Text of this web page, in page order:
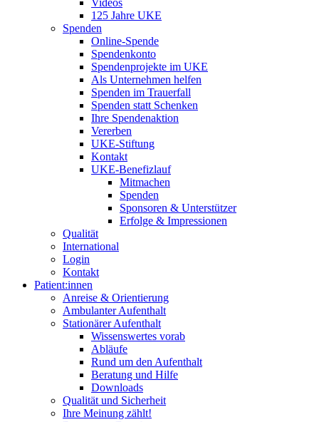
Videos
125 Jahre UKE
Spenden
Online-Spende
Spendenkonto
Spendenprojekte im UKE
Als Unternehmen helfen
Spenden im Trauerfall
Spenden statt Schenken
Ihre Spendenaktion
Vererben
UKE-Stiftung
Kontakt
UKE-Benefizlauf
Mitmachen
Spenden
Sponsoren & Unterstützer
Erfolge & Impressionen
Qualität
International
Login
Kontakt
Patient:innen
Anreise & Orientierung
Ambulanter Aufenthalt
Stationärer Aufenthalt
Wissenswertes vorab
Abläufe
Rund um den Aufenthalt
Beratung und Hilfe
Downloads
Qualität und Sicherheit
Ihre Meinung zählt!